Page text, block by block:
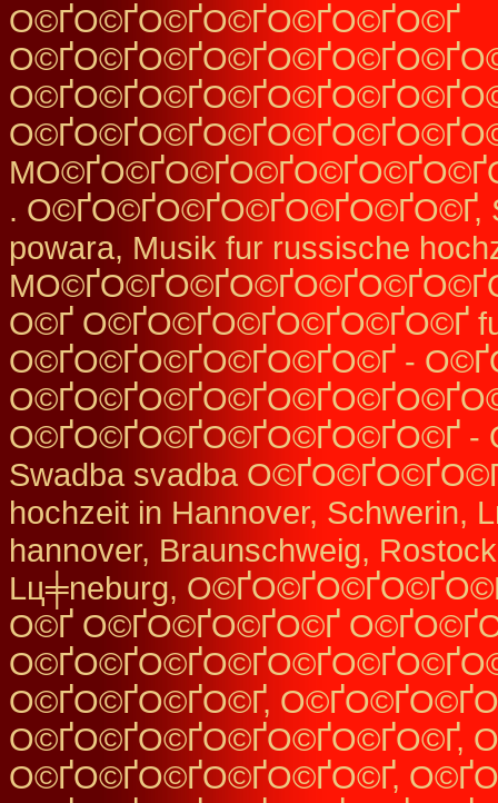
О©ҐО©ҐО©ҐО©ҐО©ҐО©ҐО©Ґ
. О©ҐО©ҐО©ҐО©ҐО©ҐО©ҐО©Ґ,
powara, Musik fur russische
О©Ґ О©ҐО©ҐО©ҐО©ҐО©ҐО©Ґ
О©ҐО©ҐО©ҐО©ҐО©ҐО©Ґ -
О©ҐО©ҐО©ҐО©ҐО©ҐО©ҐО©Ґ
Swadba svadba
hochzeit in Hannover, Schwerin,
hannover, Braunschweig,
Lц╪neburg,
О©Ґ О©ҐО©ҐО©ҐО©Ґ
О©ҐО©ҐО©ҐО©Ґ,
О©ҐО©ҐО©ҐО©ҐО©ҐО©ҐО©Ґ,
О©ҐО©ҐО©ҐО©ҐО©ҐО©Ґ,